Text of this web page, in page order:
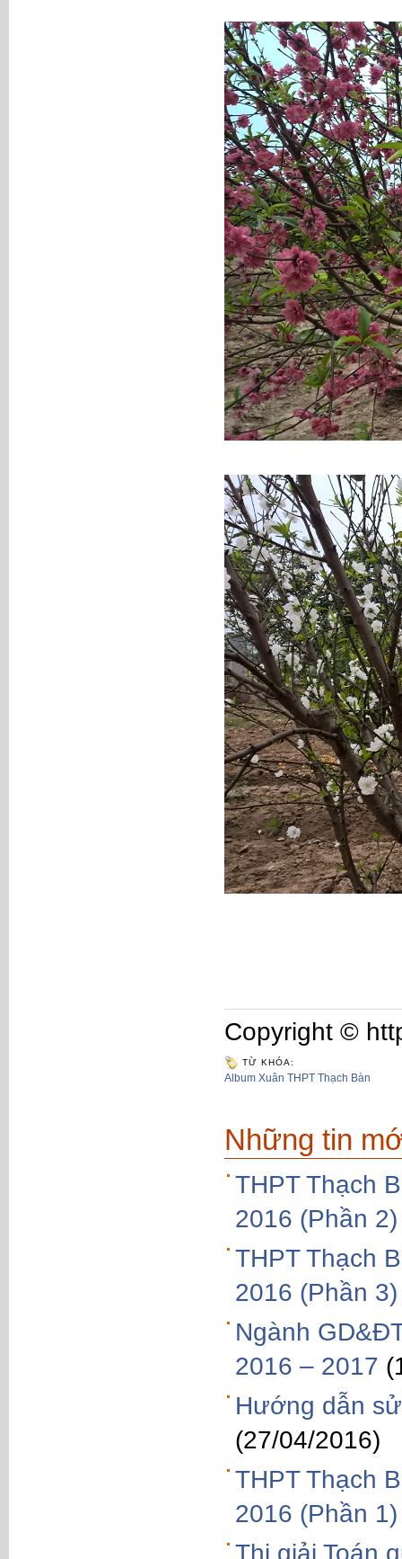
Copyright ©
TỪ KHÓA:
Album Xuân THPT Thạch Bàn
Những tin
THPT Thạch
2016 (Phần 2)
THPT Thạch
2016 (Phần 3)
Ngành
2016 – 2017
Hướng dẫn
(27/04/2016)
THPT Thạch
2016 (Phần 1)
Thi giải Toán